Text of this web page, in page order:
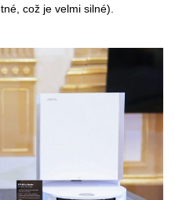
což je velmi silné).